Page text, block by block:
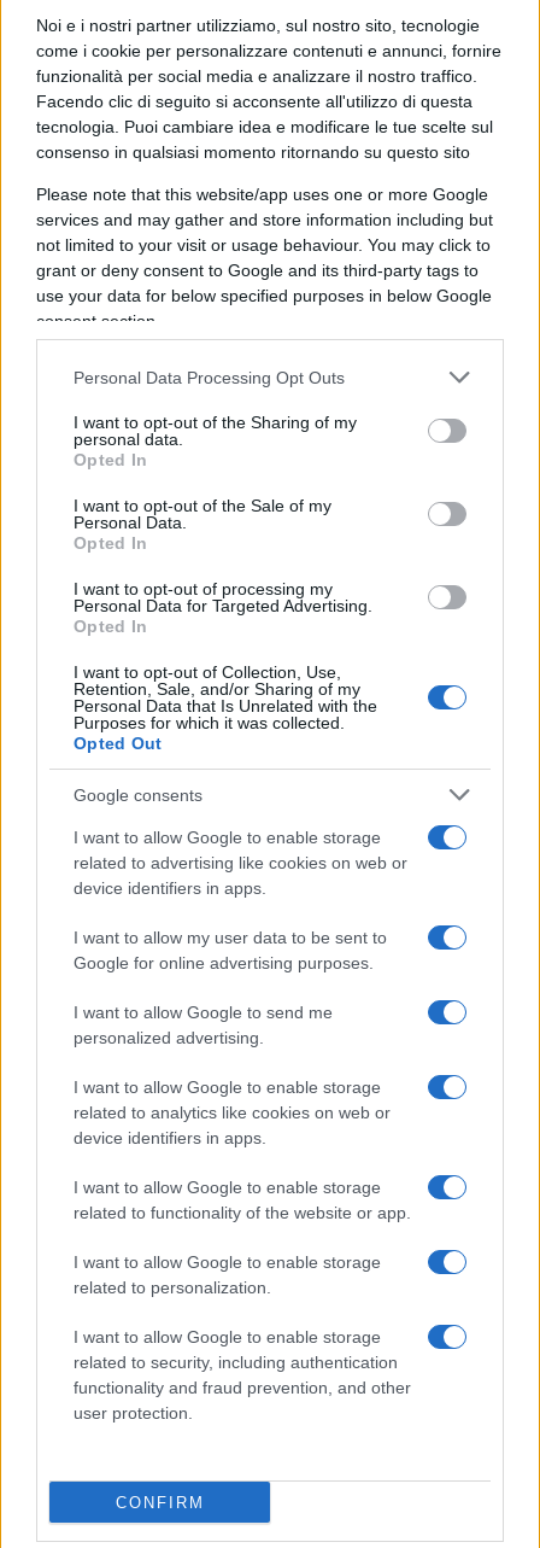
Noi e i nostri partner utilizziamo, sul nostro sito, tecnologie
come i cookie per personalizzare contenuti e annunci, fornire
funzionalità per social media e analizzare il nostro traffico.
Facendo clic di seguito si acconsente all'utilizzo di questa
tecnologia. Puoi cambiare idea e modificare le tue scelte sul
consenso in qualsiasi momento ritornando su questo sito
Please note that this website/app uses one or more Google
services and may gather and store information including but
not limited to your visit or usage behaviour. You may click to
grant or deny consent to Google and its third-party tags to
use your data for below specified purposes in below Google
consent section.
Personal Data Processing Opt Outs
I want to opt-out of the Sharing of my
personal data.
Opted In
I want to opt-out of the Sale of my
Personal Data.
Opted In
I want to opt-out of processing my
Personal Data for Targeted Advertising.
Opted In
I want to opt-out of Collection, Use,
Retention, Sale, and/or Sharing of my
Personal Data that Is Unrelated with the
Purposes for which it was collected.
Opted Out
Google consents
I want to allow Google to enable storage
related to advertising like cookies on web or
device identifiers in apps.
I want to allow my user data to be sent to
Google for online advertising purposes.
I want to allow Google to send me
personalized advertising.
I want to allow Google to enable storage
related to analytics like cookies on web or
device identifiers in apps.
I want to allow Google to enable storage
related to functionality of the website or app.
I want to allow Google to enable storage
related to personalization.
I want to allow Google to enable storage
related to security, including authentication
functionality and fraud prevention, and other
user protection.
CONFIRM
vietato. A causa di questo nuovo regolamento, che
impedisce la creazione di carovane con migliaia di
immigrati, come quelli che si sono verificati negli
ultimi anni,gli immigrati saranno espulsi
“immediatamente, via terra o via aerea” dal
A questo si aggiunge la chiusura di 33 rifugi
migratori che davano sino a ieri assistenza ai
migranti, come quella che si è incendiata a Ciudad
Juárez lasciando 40 morti alla fine dello scorso
marzo.
Il regime arresta i parenti di José Daniel Ferrer
Le forze repressive del regime cubano hanno
arrestatoNelva Ismaray Ortega Tamayo, la
moglie del leader dell’opposizione José Daniel
Cuba. La sorella del prigioniero politico, Ana
Belkis Ferrer, ha riferito che venerdì 12 maggio la
donna è stata arrestata insieme al suo piccolo
autobus per Bayamo, dove Nelva avrebbe fatto
visita alla madre malata.
“I sicari della polizia politica che si fanno chiamare
hanno portati all’unità di polizia “La Territorial” per
circa 5 ore, poi sono stati caricati su un’altra
macchina di pattuglia e trasferiti al “El Palacete”
“unità di polizia a Santiago de Cuba, poi sono stati
rilasciati”, ha denunciato la Ferrer che ha
denunciato anche che dal 14 marzo nessun
familiare ha più visto José Daniel, uno dei detenuti
della Primavera Nera a Cuba nel 2003, e dopo il
suo rilascio è diventato una delle figure più
orientale del Paese.
È stato arrestato l’ultima volta l’11 luglio 2021,
insieme al popolo di Santiago de Cuba. La
dittatura pretende che lui accetti l’esilio forzato da